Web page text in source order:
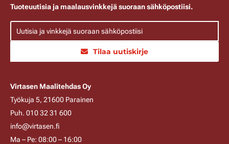
Tuoteuutisia ja maalausvinkkejä suoraan sähköpostiisi.
Tilaa uutiskirje
Virtasen Maalitehdas Oy
Työkuja 5, 21600 Parainen
Puh. 010 32 31 600
info@virtasen.fi
Ma – Pe: 08:00 – 16:00